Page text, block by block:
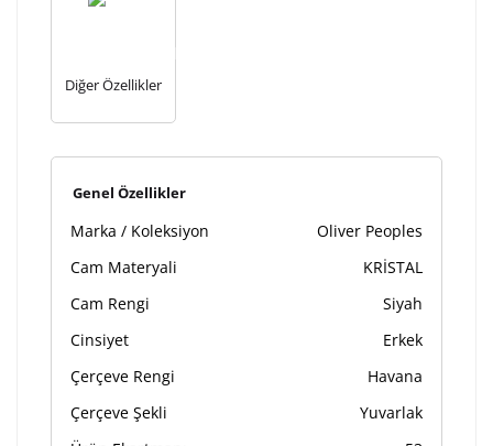
Lütfen font seçiniz
Kişiselleştirilmiş ürünlerin teslim süresi gravür işleme
sebebi ile 1-2 iş günü uzamaktadır. Gravür İşlemi
Kişiselleştirilmiş
ürünlerde
Diğer Özellikler
Genel Özellikler
Marka / Koleksiyon
Oliver Peoples
Cam Materyali
KRİSTAL
Cam Rengi
Siyah
Cinsiyet
Erkek
Çerçeve Rengi
Havana
Çerçeve Şekli
Yuvarlak